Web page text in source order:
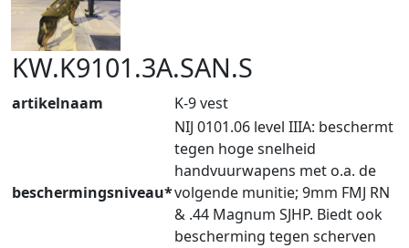
KW.K9101.3A.SAN.S
artikelnaam K-9 vest
beschermingsniveau*
NIJ 0101.06 level IIIA: beschermt
tegen hoge snelheid
handvuurwapens met o.a. de
volgende munitie; 9mm FMJ RN
& .44 Magnum SJHP. Biedt ook
bescherming tegen scherven